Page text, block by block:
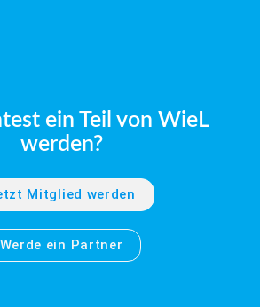
ein Teil von WieL
werden?
Mitglied werden
Werde ein Partner